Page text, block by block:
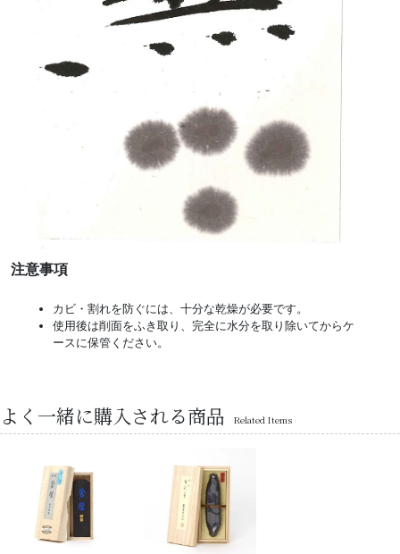
注意事項
カビ・割れを防ぐには、十分な乾燥が必要です。
使用後は削面をふき取り、完全に水分を取り除いてからケ
ースに保管ください。
よく一緒に購入される商品 Related Items